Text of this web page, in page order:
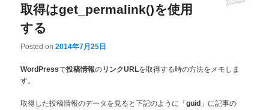
取得はget_permalink()を使用
する
Posted on2014年7月25日
WordPressで投稿情報のリンクURLを取得する時の方法をメモしま
す。
取得した投稿情報のデータを見ると下記のように「guid 」に記事の